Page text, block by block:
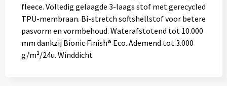
fleece. Volledig gelaagde 3-laags stof met gerecycled
TPU-membraan. Bi-stretch softshellstof voor betere
pasvorm en vormbehoud. Waterafstotend tot 10.000
mm dankzij Bionic Finish® Eco. Ademend tot 3.000
g/m²/24u. Winddicht